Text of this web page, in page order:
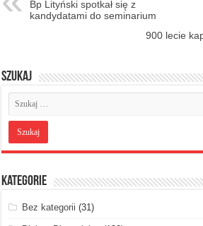
Bp Lityński spotkał się z
kandydatami do seminarium
900 lecie
Szukaj
Kategorie
Bez kategorii (31)